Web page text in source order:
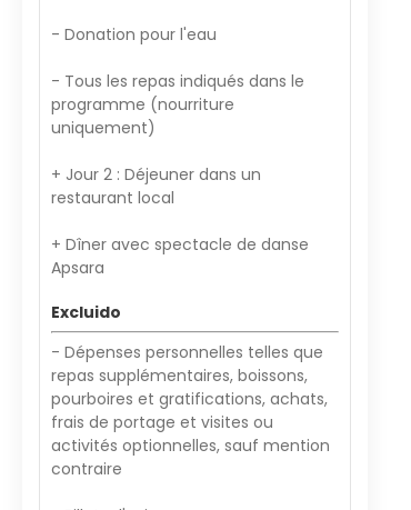
- Donation pour l'eau
- Tous les repas indiqués dans le
programme (nourriture
uniquement)
+ Jour 2 : Déjeuner dans un
restaurant local
+ Dîner avec spectacle de danse
Apsara
Excluido
- Dépenses personnelles telles que
repas supplémentaires, boissons,
pourboires et gratifications, achats,
frais de portage et visites ou
activités optionnelles, sauf mention
contraire